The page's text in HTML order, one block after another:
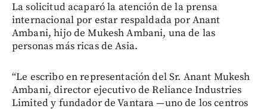
La solicitud acaparó la atención de la prensa
internacional por estar respaldada por Anant
Ambani, hijo de Mukesh Ambani, una de las
personas más ricas de Asia.
“Le escribo en representación del Sr. Anant Mukesh
Ambani, director ejecutivo de Reliance Industries
Limited y fundador de Vantara —uno de los centros